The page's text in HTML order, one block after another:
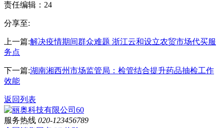
责任编辑：24
分享至:
上一篇:解决疫情期间群众难题 浙江云和设立农贸市场代买服
务点
下一篇:湖南湘西州市场监管局：检管结合提升药品抽检工作
效能
返回列表
服务热线 020-123456789